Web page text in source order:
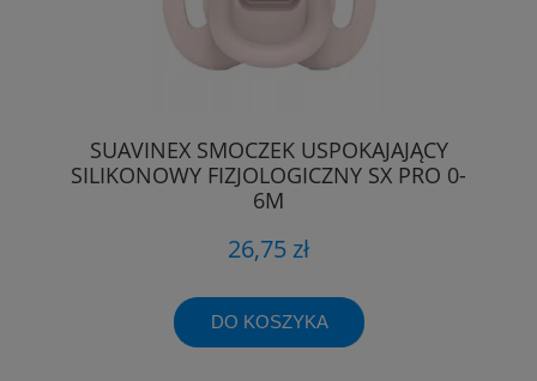
SUAVINEX SMOCZEK USPOKAJAJĄCY
SILIKONOWY FIZJOLOGICZNY SX PRO 0-
6M
26,75 zł
DO KOSZYKA